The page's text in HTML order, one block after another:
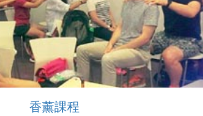
香薰課程